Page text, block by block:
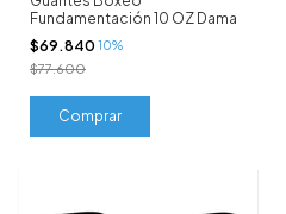
Fundamentación 10 OZ Dama
$69.840 10%
$77.600